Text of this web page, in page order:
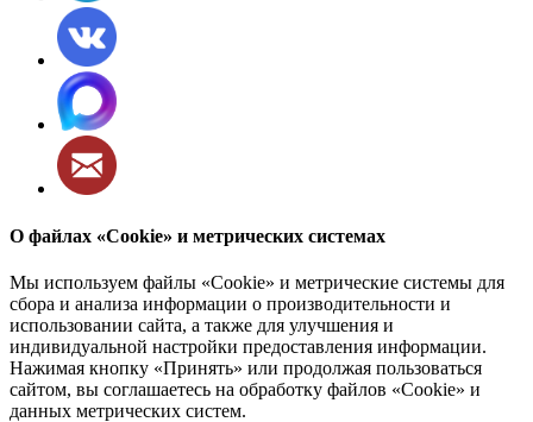
О файлах «Cookie» и метрических системах
Мы используем файлы «Cookie» и метрические системы для
сбора и анализа информации о производительности и
использовании сайта, а также для улучшения и
индивидуальной настройки предоставления информации.
Нажимая кнопку «Принять» или продолжая пользоваться
сайтом, вы соглашаетесь на обработку файлов «Cookie» и
данных метрических систем.